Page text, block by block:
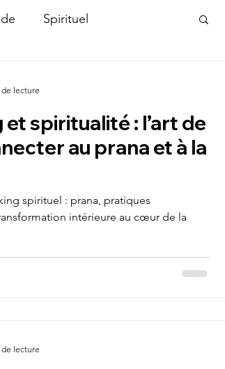
Spirituel
de Vie Propérité
spiritualité : l’art de
au prana et à la
spirituel : prana, pratiques
intérieure au cœur de la
de lecture
de lecture